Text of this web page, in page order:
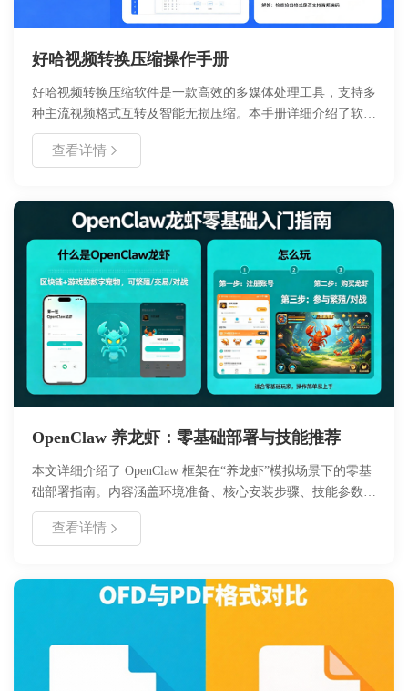
好哈视频转换压缩操作手册
好哈视频转换压缩软件是一款高效的多媒体处理工具，支持多
种主流视频格式互转及智能无损压缩。本手册详细介绍了软件
的安装部署、功能模块、操作流程及常见问题解决方案，旨在
帮助用户快速掌握视频处理技巧。适用于需要批量转换格式、
了解如何最大化利用软件性能，提升工作效率。
查看详情
OpenClaw 养龙虾：零基础部署与技能推荐
本文详细介绍了 OpenClaw 框架在“养龙虾”模拟场景下的零基
础部署指南。内容涵盖环境准备、核心安装步骤、技能参数配
置及常见问题处理。通过本文，用户可以快速搭建自动化管理
系统，掌握关键技能配置方法，实现高效资源监控与操作。适
查看详情